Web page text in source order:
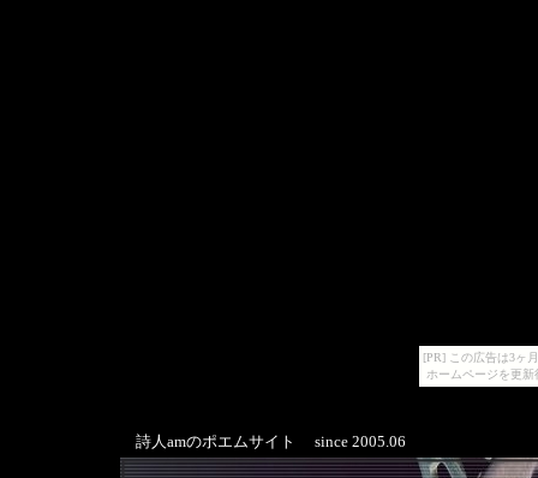
[PR] この広告は3ヶ
ホームページを更
詩人amのポエムサイト since 2005.06